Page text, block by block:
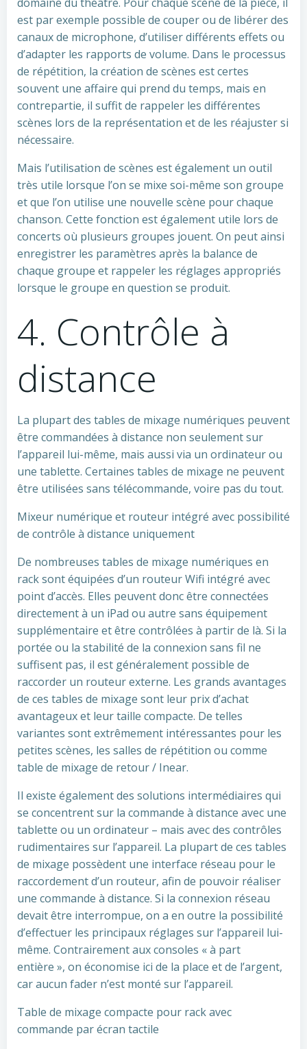
est par exemple possible de couper ou de libérer des
canaux de microphone, d’utiliser différents effets ou
d’adapter les rapports de volume. Dans le processus
de répétition, la création de scènes est certes
souvent une affaire qui prend du temps, mais en
contrepartie, il suffit de rappeler les différentes
scènes lors de la représentation et de les réajuster si
nécessaire.
Mais l’utilisation de scènes est également un outil
très utile lorsque l’on se mixe soi-même son groupe
et que l’on utilise une nouvelle scène pour chaque
chanson. Cette fonction est également utile lors de
concerts où plusieurs groupes jouent. On peut ainsi
enregistrer les paramètres après la balance de
chaque groupe et rappeler les réglages appropriés
lorsque le groupe en question se produit.
4. Contrôle à
distance
La plupart des tables de mixage numériques peuvent
être commandées à distance non seulement sur
l’appareil lui-même, mais aussi via un ordinateur ou
une tablette. Certaines tables de mixage ne peuvent
être utilisées sans télécommande, voire pas du tout.
Mixeur numérique et routeur intégré avec possibilité
de contrôle à distance uniquement
De nombreuses tables de mixage numériques en
rack sont équipées d’un routeur Wifi intégré avec
point d’accès. Elles peuvent donc être connectées
directement à un iPad ou autre sans équipement
supplémentaire et être contrôlées à partir de là. Si la
portée ou la stabilité de la connexion sans fil ne
suffisent pas, il est généralement possible de
raccorder un routeur externe. Les grands avantages
de ces tables de mixage sont leur prix d’achat
avantageux et leur taille compacte. De telles
variantes sont extrêmement intéressantes pour les
petites scènes, les salles de répétition ou comme
table de mixage de retour / Inear.
Il existe également des solutions intermédiaires qui
se concentrent sur la commande à distance avec une
tablette ou un ordinateur – mais avec des contrôles
rudimentaires sur l’appareil. La plupart de ces tables
de mixage possèdent une interface réseau pour le
raccordement d’un routeur, afin de pouvoir réaliser
une commande à distance. Si la connexion réseau
devait être interrompue, on a en outre la possibilité
d’effectuer les principaux réglages sur l’appareil lui-
même. Contrairement aux consoles « à part
entière », on économise ici de la place et de l’argent,
car aucun fader n’est monté sur l’appareil.
Table de mixage compacte pour rack avec
commande par écran tactile